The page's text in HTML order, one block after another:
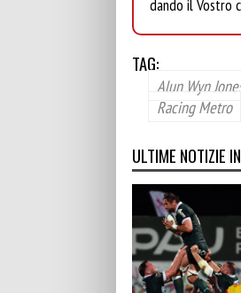
dando il Vostro
TAG:
Alun Wyn
Racing Metro
ULTIME NOTIZIE